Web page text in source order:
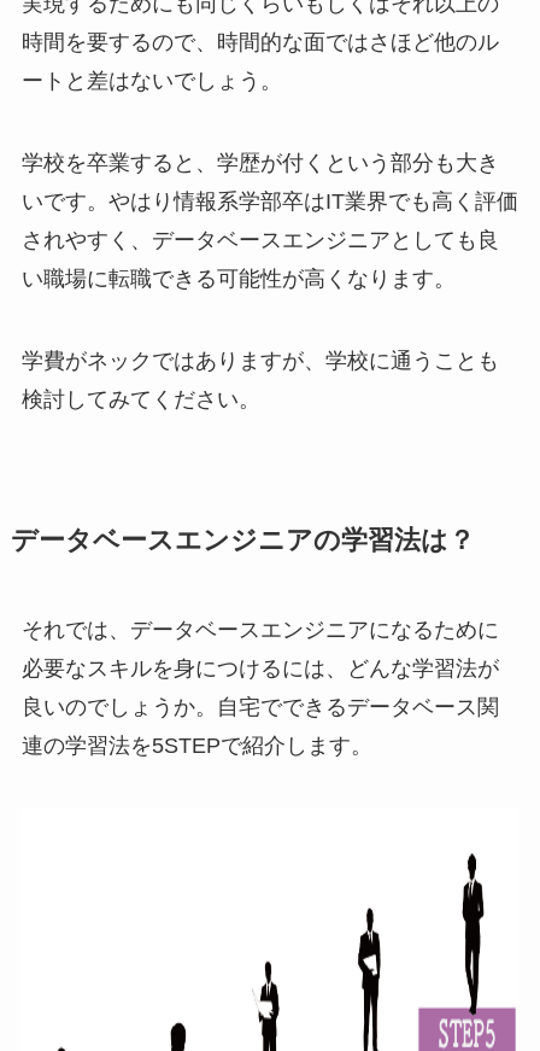
時間を要するので、時間的な面ではさほど他のル
ートと差はないでしょう。
学校を卒業すると、学歴が付くという部分も大き
いです。やはり情報系学部卒はIT業界でも高く評価
されやすく、データベースエンジニアとしても良
い職場に転職できる可能性が高くなります。
学費がネックではありますが、学校に通うことも
検討してみてください。
データベースエンジニアの学習法は？
それでは、データベースエンジニアになるために
必要なスキルを身につけるには、どんな学習法が
良いのでしょうか。自宅でできるデータベース関
連の学習法を5STEPで紹介します。